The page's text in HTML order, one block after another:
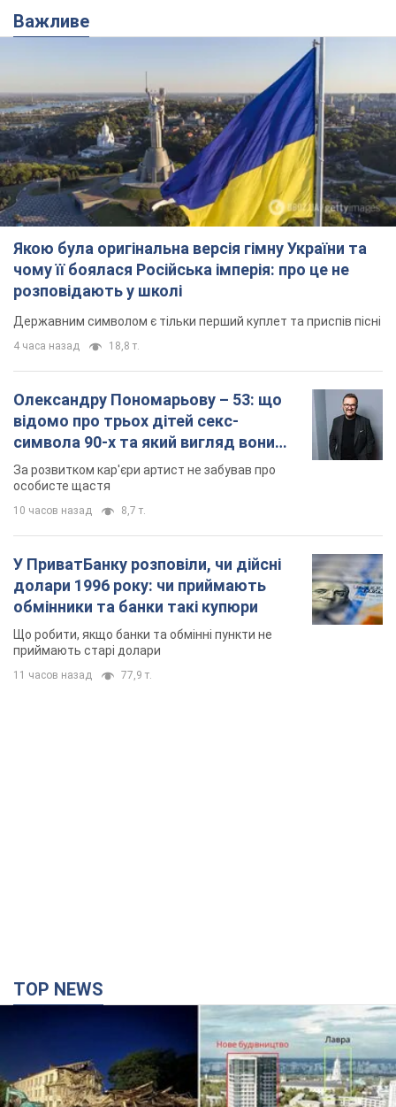
Важливе
Якою була оригінальна версія гімну України та
чому її боялася Російська імперія: про це не
розповідають у школі
Державним символом є тільки перший куплет та приспів пісні
4 часа назад 18,8 т.
Олександру Пономарьову – 53: що
відомо про трьох дітей секс-
символа 90-х та який вигляд вони
мають
За розвитком кар'єри артист не забував про
особисте щастя
10 часов назад 8,7 т.
У ПриватБанку розповіли, чи дійсні
долари 1996 року: чи приймають
обмінники та банки такі купюри
Що робити, якщо банки та обмінні пункти не
приймають старі долари
11 часов назад 77,9 т.
TOP NEWS